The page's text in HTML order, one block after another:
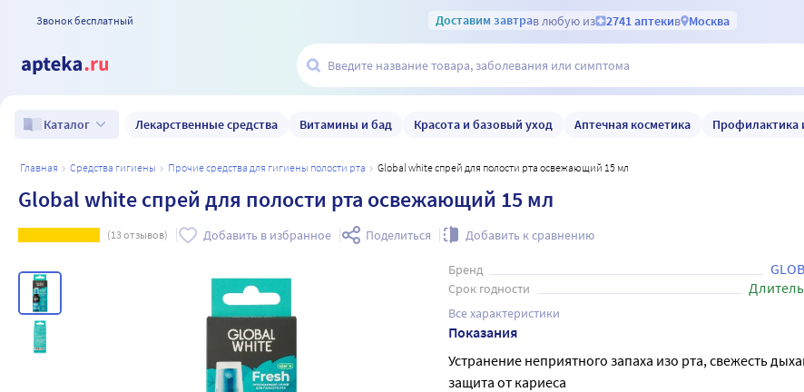
Звонок бесплатный Доставим завтрав любую из 2741 аптекив Москва
Каталог Лекарственные средства Витамины и бад Красота и базовый уход Аптечная косметика Профилактика
главная средства гигиены прочие средства для гигиены полости рта Global white спрей для полости рта освежающий 15 мл
Global white спрей для полости рта освежающий 15 мл
(13отзывов) Добавить в избранное Поделиться Добавить к сравнению
Бренд
Срок годности
Все характеристики
Показания
Устранение неприятного запаха изо рта, свежесть
защита от кариеса